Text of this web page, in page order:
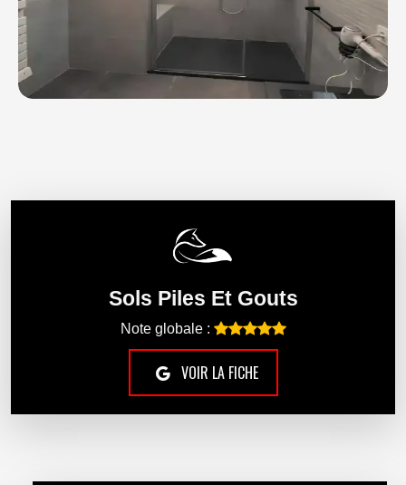
Sols Piles Et Gouts
Note globale :
VOIR LA FICHE